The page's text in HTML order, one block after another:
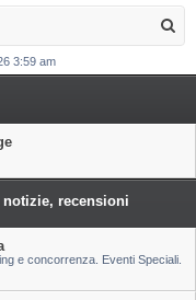
a
3:59 am
notizie, recensioni
e concorrenza. Eventi Speciali.